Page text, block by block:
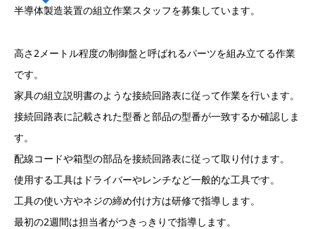
半導体製造装置の組立作業スタッフを募集しています。
高さ2メートル程度の制御盤と呼ばれるパーツを組み立てる作業
です。
家具の組立説明書のような接続回路表に従って作業を行います。
接続回路表に記載された型番と部品の型番が一致するか確認しま
す。
配線コードや箱型の部品を接続回路表に従って取り付けます。
使用する工具はドライバーやレンチなど一般的な工具です。
工具の使い方やネジの締め付け方は研修で指導します。
最初の2週間は担当者がつきっきりで指導します。